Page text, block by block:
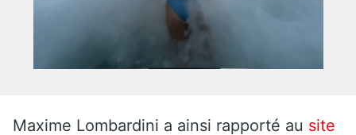
Maxime Lombardini a ainsi rapporté au site